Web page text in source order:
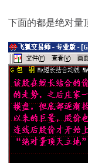
下面的都是绝对量